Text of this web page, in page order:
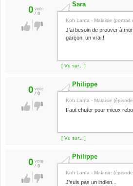
0 vote
/ 0
Sara
Koh Lanta - Malaisie (portrait
J'ai besoin de prouver à
garçon, un vrai !
[ Vu sur... ]
0 vote
/ 0
Philippe
Koh Lanta - Malaisie
Faut chuter pour mieux
[ Vu sur... ]
0 vote
/ 0
Philippe
Koh Lanta - Malaisie
J'suis pas un indien...